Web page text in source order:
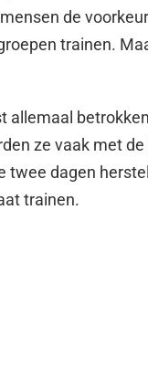
de
trainen.
allemaal
ze vaak met
twee dagen
trainen.